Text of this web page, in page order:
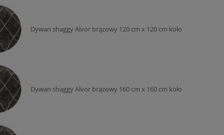
Dywan shaggy Alvor brązowy 120 cm x 120 cm koło
Dywan shaggy Alvor brązowy 160 cm x 160 cm koło